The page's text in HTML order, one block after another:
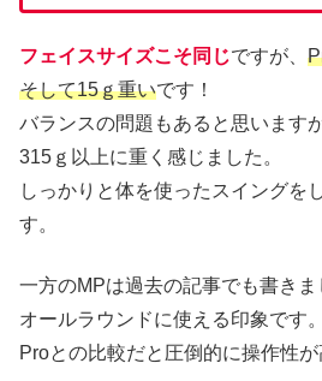
フェイスサイズこそ同じですが、
そして15ｇ重いです！
バランスの問題もあると思います
315ｇ以上に重く感じました。
しっかりと体を使ったスイングを
す。
一方のMPは過去の記事でも書き
オールラウンドに使える印象です。
Proとの比較だと圧倒的に操作性が